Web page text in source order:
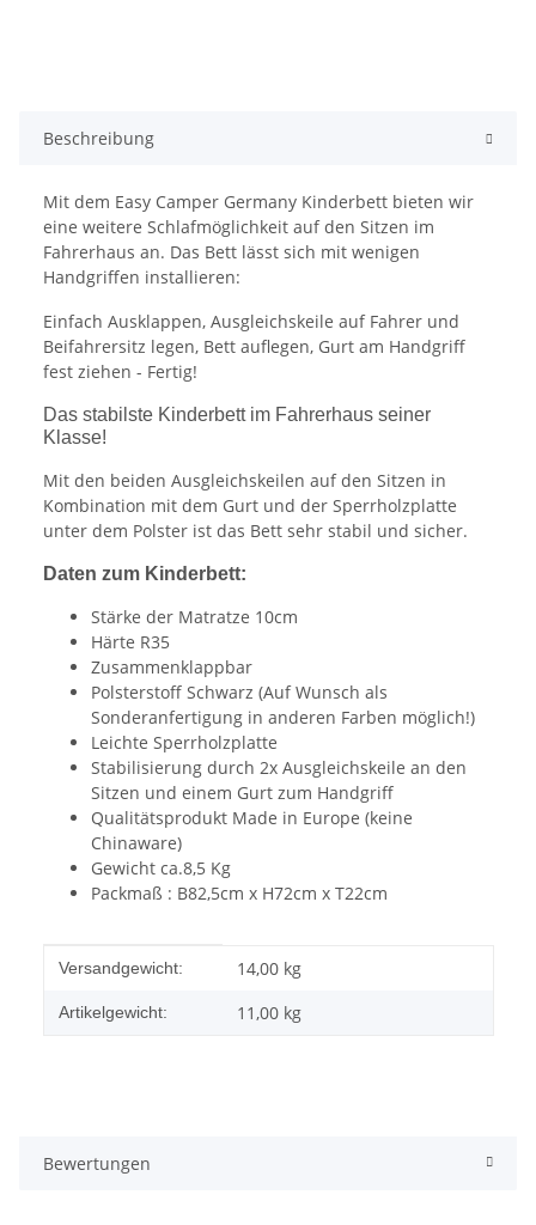
Beschreibung
Mit dem Easy Camper Germany Kinderbett bieten wir
eine weitere Schlafmöglichkeit auf den Sitzen im
Fahrerhaus an. Das Bett lässt sich mit wenigen
Handgriffen installieren:
Einfach Ausklappen, Ausgleichskeile auf Fahrer und
Beifahrersitz legen, Bett auflegen, Gurt am Handgriff
fest ziehen - Fertig!
Das stabilste Kinderbett im Fahrerhaus seiner
Klasse!
Mit den beiden Ausgleichskeilen auf den Sitzen in
Kombination mit dem Gurt und der Sperrholzplatte
unter dem Polster ist das Bett sehr stabil und sicher.
Daten zum Kinderbett:
Stärke der Matratze 10cm
Härte R35
Zusammenklappbar
Polsterstoff Schwarz (Auf Wunsch als
Sonderanfertigung in anderen Farben möglich!)
Leichte Sperrholzplatte
Stabilisierung durch 2x Ausgleichskeile an den
Sitzen und einem Gurt zum Handgriff
Qualitätsprodukt Made in Europe (keine
Chinaware)
Gewicht ca.8,5 Kg
Packmaß : B82,5cm x H72cm x T22cm
Produkteigenschaft
Wert
Versandgewicht: 14,00 kg
Artikelgewicht: 11,00 kg
Bewertungen